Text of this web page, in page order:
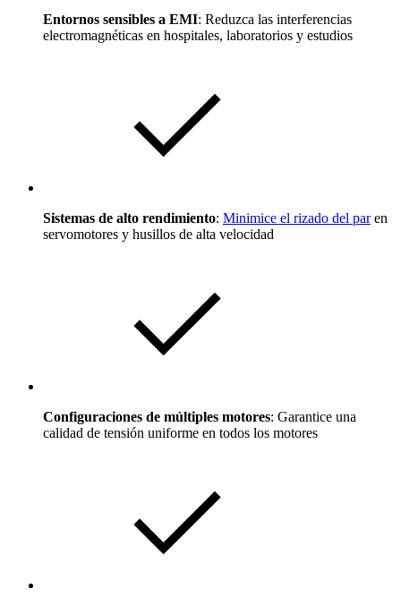
Entornos sensibles a EMI: Reduzca las interferencias
electromagnéticas en hospitales, laboratorios y estudios
Sistemas de alto rendimiento: Minimice el rizado del paren
servomotores y husillos de alta velocidad
Configuraciones de múltiples motores: Garantice una
calidad de tensión uniforme en todos los motores